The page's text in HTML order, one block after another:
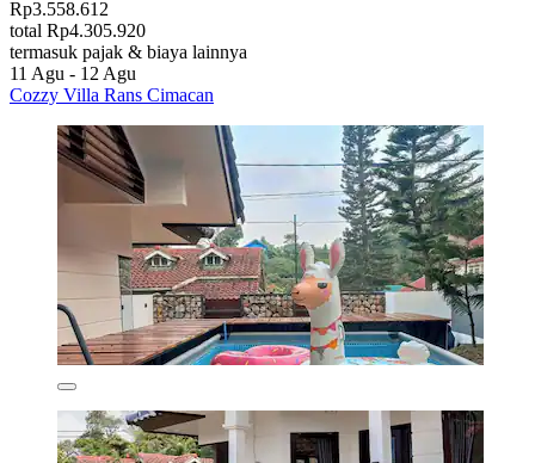
Rp3.558.612
total Rp4.305.920
termasuk pajak & biaya lainnya
11 Agu - 12 Agu
Cozzy Villa Rans Cimacan